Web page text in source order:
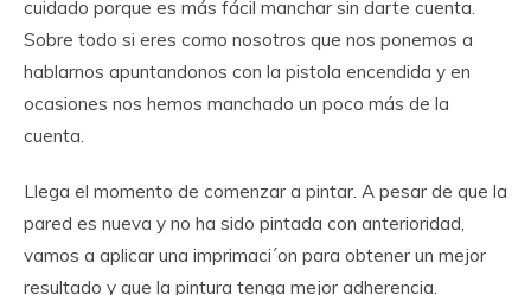
cuidado porque es más fácil manchar sin darte cuenta.
Sobre todo si eres como nosotros que nos ponemos a
hablarnos apuntandonos con la pistola encendida y en
ocasiones nos hemos manchado un poco más de la
cuenta.
Llega el momento de comenzar a pintar. A pesar de que la
pared es nueva y no ha sido pintada con anterioridad,
vamos a aplicar una imprimaci´on para obtener un mejor
resultado y que la pintura tenga mejor adherencia.